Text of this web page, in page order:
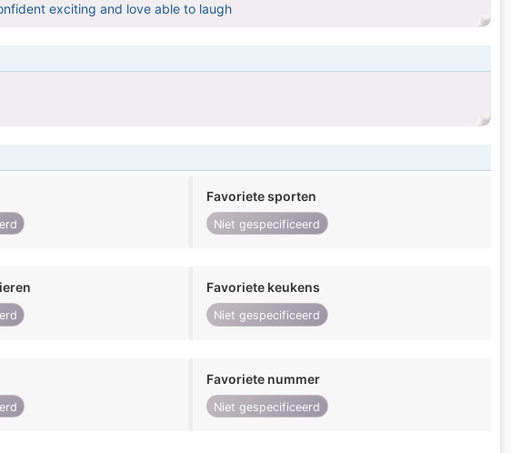
exciting and love able to laugh
Favoriete sporten
Niet gespecificeerd
Favoriete keukens
Niet gespecificeerd
Favoriete nummer
Niet gespecificeerd